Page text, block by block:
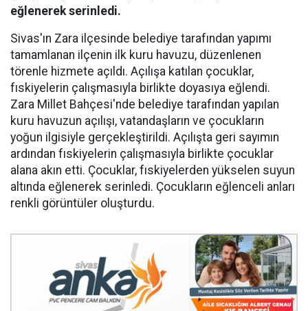
eğlenerek serinledi.
Sivas'ın Zara ilçesinde belediye tarafından yapımı
tamamlanan ilçenin ilk kuru havuzu, düzenlenen
törenle hizmete açıldı. Açılışa katılan çocuklar,
fıskiyelerin çalışmasıyla birlikte doyasıya eğlendi.
Zara Millet Bahçesi'nde belediye tarafından yapılan
kuru havuzun açılışı, vatandaşların ve çocukların
yoğun ilgisiyle gerçekleştirildi. Açılışta geri sayımın
ardından fıskiyelerin çalışmasıyla birlikte çocuklar
alana akın etti. Çocuklar, fıskiyelerden yükselen suyun
altında eğlenerek serinledi. Çocukların eğlenceli anları
renkli görüntüler oluşturdu.